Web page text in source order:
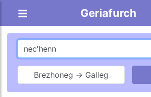
Geriafurch
Brezhoneg → Galleg